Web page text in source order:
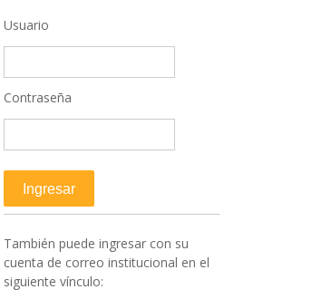
Usuario
Contraseña
También puede ingresar con su
cuenta de correo institucional en el
siguiente vínculo: